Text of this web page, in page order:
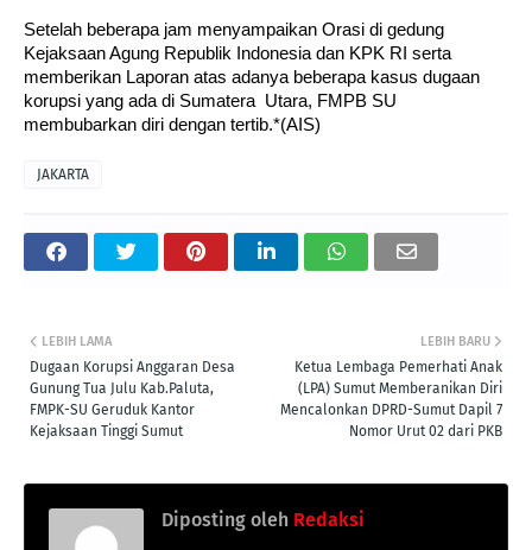
Setelah beberapa jam menyampaikan Orasi di gedung
Kejaksaan Agung Republik Indonesia dan KPK RI serta
memberikan Laporan atas adanya beberapa kasus dugaan
korupsi yang ada di Sumatera Utara, FMPB SU
membubarkan diri dengan tertib.*(AIS)
JAKARTA
LEBIH BARU
Ketua Lembaga Pemerhati Anak
(LPA) Sumut Memberanikan Diri
Mencalonkan DPRD-Sumut Dapil 7
Nomor Urut 02 dari PKB
LEBIH LAMA
Dugaan Korupsi Anggaran Desa
Gunung Tua Julu Kab.Paluta,
FMPK-SU Geruduk Kantor
Kejaksaan Tinggi Sumut
Diposting oleh Redaksi